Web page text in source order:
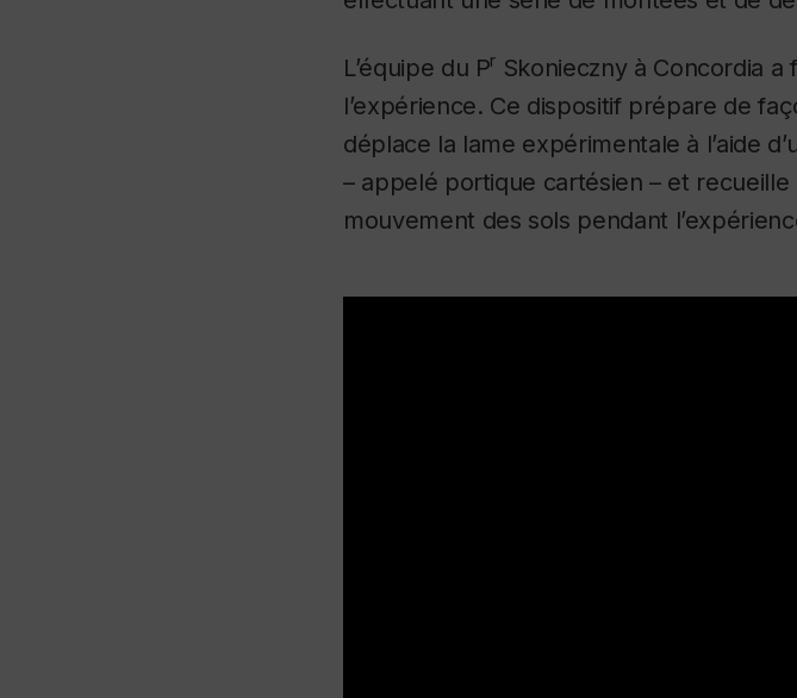
L’équipe du Pr Skonieczny à Concordia a
l’expérience. Ce dispositif prépare de
déplace la lame expérimentale à l’aide
– appelé portique cartésien – et
mouvement des sols pendant